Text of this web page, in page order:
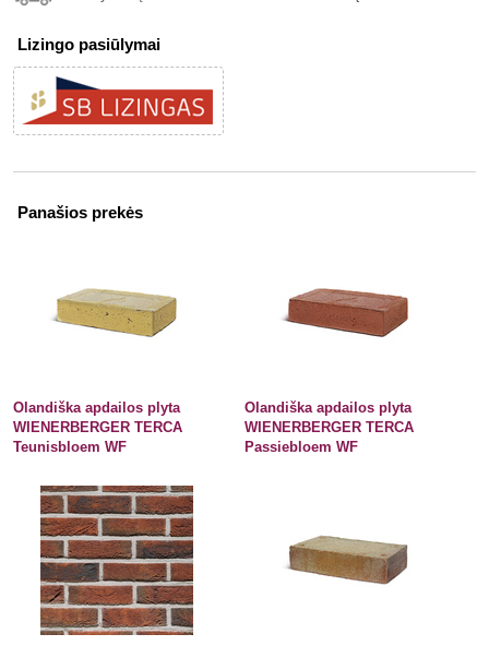
Lizingo pasiūlymai
Panašios prekės
Olandiška apdailos plyta
WIENERBERGER TERCA
Teunisbloem WF
Olandiška apdailos plyta
WIENERBERGER TERCA
Passiebloem WF